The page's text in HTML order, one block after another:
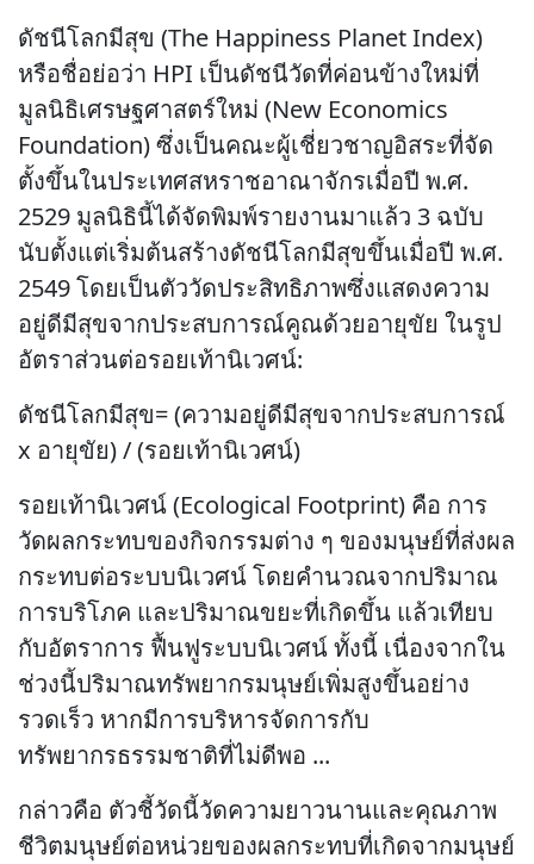
ดัชนีโลกมีสุข (The Happiness Planet Index)
หรือชื่อย่อว่า HPI เป็นดัชนีวัดที่ค่อนข้างใหม่ที่
มูลนิธิเศรษฐศาสตร์ใหม่ (New Economics
Foundation) ซึ่งเป็นคณะผู้เชี่ยวชาญอิสระที่จัด
ตั้งขึ้นในประเทศสหราชอาณาจักรเมื่อปี พ.ศ.
2529 มูลนิธินี้ได้จัดพิมพ์รายงานมาแล้ว 3 ฉบับ
นับตั้งแต่เริ่มต้นสร้างดัชนีโลกมีสุขขึ้นเมื่อปี พ.ศ.
2549 โดยเป็นตัววัดประสิทธิภาพซึ่งแสดงความ
อยู่ดีมีสุขจากประสบการณ์คูณด้วยอายุขัย ในรูป
อัตราส่วนต่อรอยเท้านิเวศน์:
ดัชนีโลกมีสุข= (ความอยู่ดีมีสุขจากประสบการณ์
x อายุขัย) / (รอยเท้านิเวศน์)
รอยเท้านิเวศน์ (Ecological Footprint) คือ การ
วัดผลกระทบของกิจกรรมต่าง ๆ ของมนุษย์ที่ส่งผล
กระทบต่อระบบนิเวศน์ โดยคำนวณจากปริมาณ
การบริโภค และปริมาณขยะที่เกิดขึ้น แล้วเทียบ
กับอัตราการ ฟื้นฟูระบบนิเวศน์ ทั้งนี้ เนื่องจากใน
ช่วงนี้ปริมาณทรัพยากรมนุษย์เพิ่มสูงขึ้นอย่าง
รวดเร็ว หากมีการบริหารจัดการกับ
ทรัพยากรธรรมชาติที่ไม่ดีพอ ...
กล่าวคือ ตัวชี้วัดนี้วัดความยาวนานและคุณภาพ
ชีวิตมนุษย์ต่อหน่วยของผลกระทบที่เกิดจากมนุษย์